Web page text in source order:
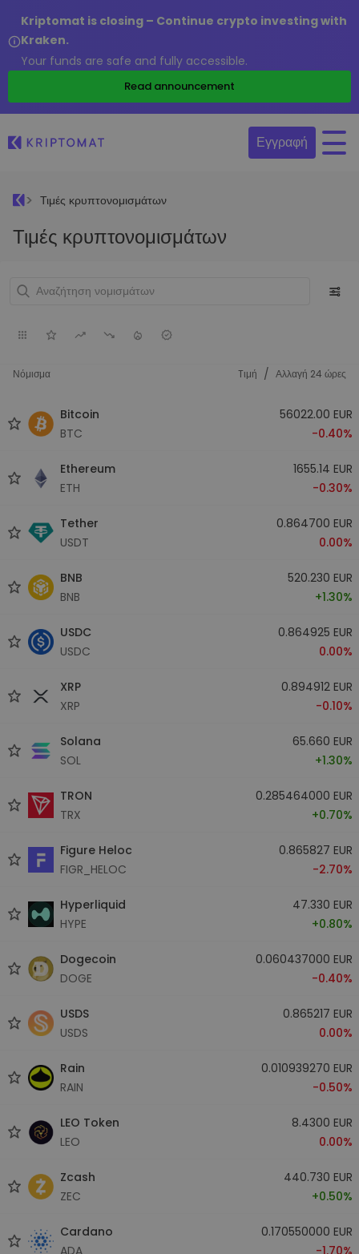
Kriptomat is closing – Continue crypto investing with
Kraken.
Your funds are safe and fully accessible.
Read announcement
Εγγραφή
Τιμές κρυπτονομισμάτων
Τιμές κρυπτονομισμάτων
Νόμισμα Tιμή / Αλλαγή 24 ώρες
Bitcoin
BTC
56022.00 EUR
-0.40%
Ethereum
ETH
1655.14 EUR
-0.30%
Tether
USDT
0.864700 EUR
0.00%
BNB
BNB
520.230 EUR
+1.30%
USDC
USDC
0.864925 EUR
0.00%
XRP
XRP
0.894912 EUR
-0.10%
Solana
SOL
65.660 EUR
+1.30%
TRON
TRX
0.285464000 EUR
+0.70%
Figure Heloc
FIGR_HELOC
0.865827 EUR
-2.70%
Hyperliquid
HYPE
47.330 EUR
+0.80%
Dogecoin
DOGE
0.060437000 EUR
-0.40%
USDS
USDS
0.865217 EUR
0.00%
Rain
RAIN
0.010939270 EUR
-0.50%
LEO Token
LEO
8.4300 EUR
0.00%
Zcash
ZEC
440.730 EUR
+0.50%
Cardano
ADA
0.170550000 EUR
-1.70%